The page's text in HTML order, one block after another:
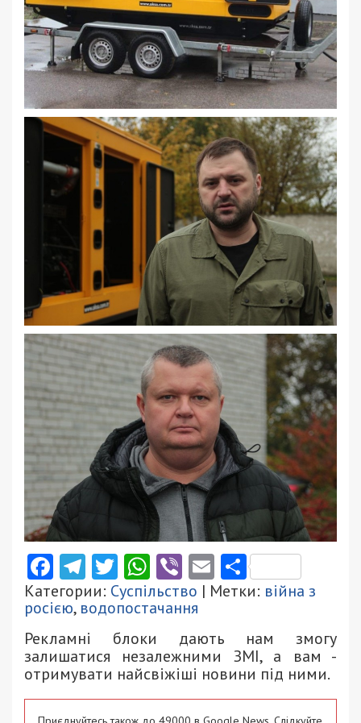
Facebook
Telegram
Twitter
WhatsApp
ViberEmail
Категории: Суспільство | Метки: війна з
росією, водопостачання
Рекламні блоки дають нам змогу
залишатися незалежними ЗМІ, а вам -
отримувати найсвіжіші новини під ними.